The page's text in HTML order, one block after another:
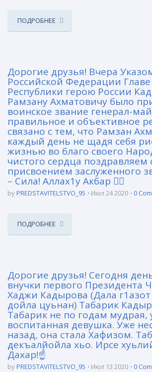
ПОДРОБНЕЕ
Дорогие друзья! Вчера
Российской Федерации
Республики герою России
Рамзану Ахматовичу было
воинское звание генерал-
правильное и объективное
связано с тем, что Рамзан
каждый день не щадя себя
жизнью во благо своего
чистого сердца поздравляем
присвоением заслуженного
– Сила! Аллах1у Акбар ☝🏻
byPREDSTAVITELSTVO_95 Июл 24 2020 0
ПОДРОБНЕЕ
Дорогие друзья! Сегодня
внучки первого Президента
Хаджи Кадырова (Дала
дойла цуьнан) Табарик
Табарик не по годам мудрая,
воспитанная девушка. Уже
назад, она стала Хафизом.
декъалйойла хьо. Ирсе
Дахар!☝
byPREDSTAVITELSTVO_95 Июл 13 2020 0